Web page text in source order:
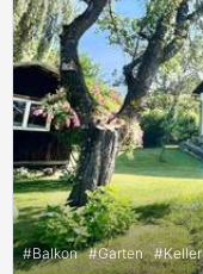
#Balkon #Garten #Keller